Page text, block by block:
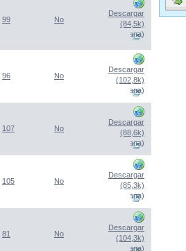
99 No
Descargar
(84,5k)
(Abre una nueva ventana)
96 No
Descargar
(102,8k)
(Abre una nueva ventana)
107 No
Descargar
(88,6k)
(Abre una nueva ventana)
105 No
Descargar
(85,3k)
(Abre una nueva ventana)
81 No
Descargar
(104,3k)
(Abre una nueva ventana)